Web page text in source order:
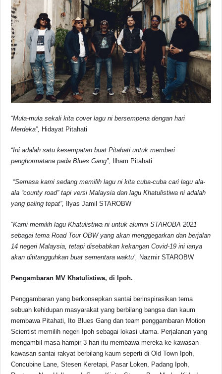
“Mula-mula sekali kita cover lagu ni bersempena dengan hari
Merdeka”, Hidayat Pitahati
“Ini adalah satu kesempatan buat Pitahati untuk memberi
penghormatana pada Blues Gang”, Ilham Pitahati
“Semasa kami sedang memilih lagu ni kita cuba-cuba cari lagu ala-
ala “county road” tapi versi Malaysia dan lagu Khatulistiwa ni adalah
yang paling tepat”, Ilyas Jamil STAROBW
“Kami memilih lagu Khatulistiwa ni untuk alumni STAROBA 2021
sebagai tema Road Tour OBW yang akan menggegarkan dan berjalan
14 negeri Malaysia, tetapi disebabkan kekangan Covid-19 ini ianya
akan dititangguhkan buat sementara waktu’, Nazmir STAROBW
Pengambaran MV Khatulistiwa, di Ipoh.
Penggambaran yang berkonsepkan santai berinspirasikan tema
sebuah kehidupan masyarakat yang berbilang bangsa dan kaum
membawa Pitahati, Ito Blues Gang dan team penggambaran Motion
Scientist memilih negeri Ipoh sebagai lokasi utama. Perjalanan yang
mengambil masa hampir 3 hari itu membawa mereka ke kawasan-
kawasan santai rakyat berbilang kaum seperti di Old Town Ipoh,
Concubine Lane, Stesen Keretapi, Pasar Loken, Padang Ipoh,